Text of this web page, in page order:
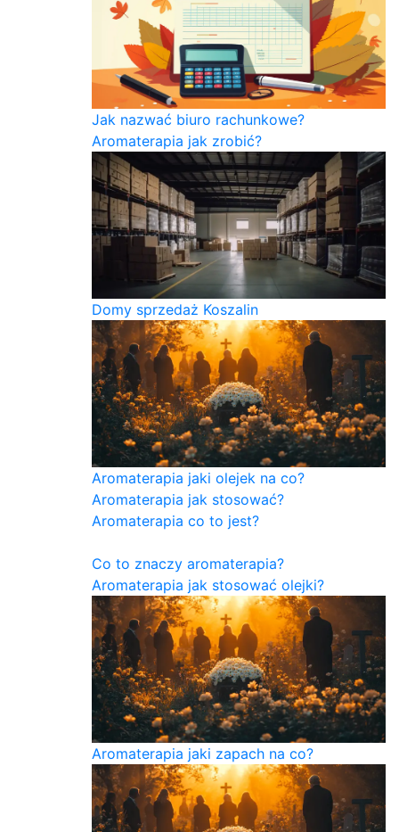
Jak nazwać biuro rachunkowe?
Aromaterapia jak zrobić?
Domy sprzedaż Koszalin
Aromaterapia jaki olejek na co?
Aromaterapia jak stosować?
Aromaterapia co to jest?
Co to znaczy aromaterapia?
Aromaterapia jak stosować olejki?
Aromaterapia jaki zapach na co?